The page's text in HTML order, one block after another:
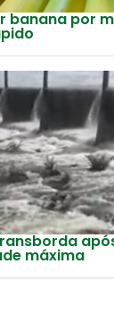
banana por
máxima